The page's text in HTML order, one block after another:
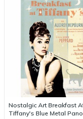
Nostalgic Art Breakfast
Tiffany's Blue Metal